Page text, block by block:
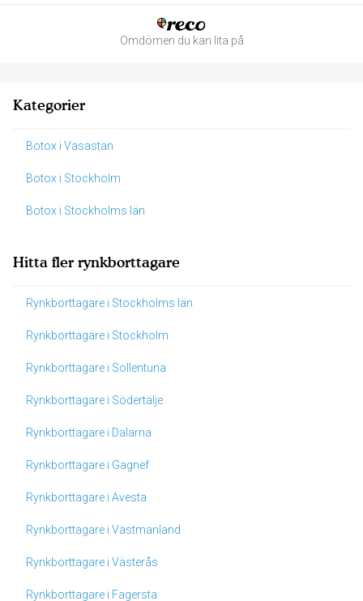
Omdömen du kan lita på
Kategorier
Botox i Vasastan
Botox i Stockholm
Botox i Stockholms län
Hitta fler rynkborttagare
Rynkborttagare i Stockholms län
Rynkborttagare i Stockholm
Rynkborttagare i Sollentuna
Rynkborttagare i Södertälje
Rynkborttagare i Dalarna
Rynkborttagare i Gagnef
Rynkborttagare i Avesta
Rynkborttagare i Västmanland
Rynkborttagare i Västerås
Rynkborttagare i Fagersta